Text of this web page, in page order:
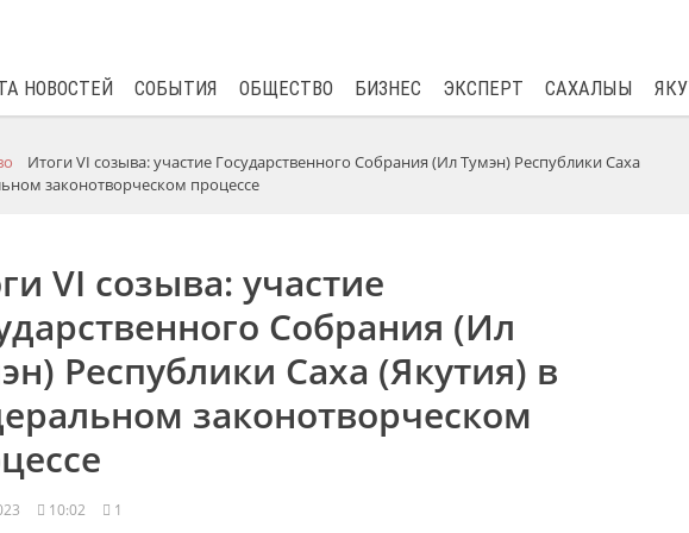
НОВОСТЕЙ СОБЫТИЯ ОБЩЕСТВО БИЗНЕС ЭКСПЕРТ САХАЛЫЫ
Итоги VI созыва: участие Государственного Собрания (Ил Тумэн) Республики Саха
законотворческом процессе
VI созыва: участие
Собрания (Ил
Республики Саха (Якутия) в
законотворческом
10:02 1